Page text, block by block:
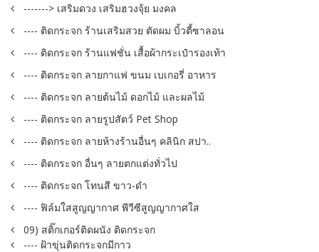
-------> เสริมดวง เสริมฮวงจุ้ย มงคล
---- ติดกระจก ร้านเสริมสวย ตัดผม บิ้วตี้ซาลอน
---- ติดกระจก ร้านแฟชั่น เสื้อผ้ากระเป๋ารองเท้า
---- ติดกระจก ลายกาแฟ ขนม เบเกอรี่ อาหาร
---- ติดกระจก ลายต้นไม้ ดอกไม้ และผลไม้
---- ติดกระจก ลายรูปสัตว์ Pet Shop
---- ติดกระจก ลายห้างร้านอื่นๆ คลินิก สปา..
---- ติดกระจก อื่นๆ ลายตกแต่งทั่วไป
---- ติดกระจก โทนสี ขาว-ดำ
---- ฟิล์มใสสูญญากาศ พีวีซีสูญญากาศใส
09) สติ๊กเกอร์ติดผนัง ติดกระจก
---- ฝ้าขุ่นติดกระจกมีกาว